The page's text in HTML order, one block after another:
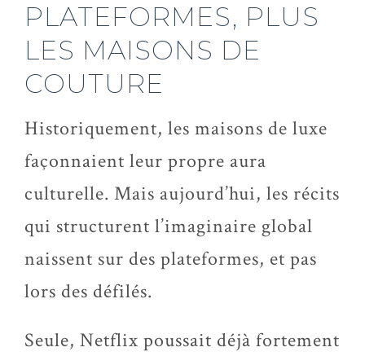
PLATEFORMES, PLUS
LES MAISONS DE
COUTURE
Historiquement, les maisons de luxe
façonnaient leur propre aura
culturelle. Mais aujourd’hui, les récits
qui structurent l’imaginaire global
naissent sur des plateformes, et pas
lors des défilés.
Seule, Netflix poussait déjà fortement